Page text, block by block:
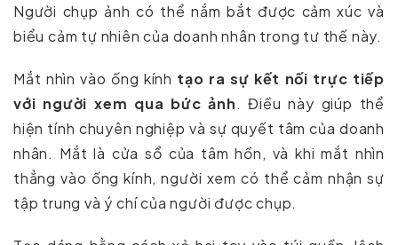
Người chụp ảnh có thể nắm bắt được cảm xúc và
biểu cảm tự nhiên của doanh nhân trong tư thế này.
Mắt nhìn vào ống kính tạo ra sự kết nối trực tiếp
với người xem qua bức ảnh. Điều này giúp thể
hiện tính chuyên nghiệp và sự quyết tâm của doanh
nhân. Mắt là cửa sổ của tâm hồn, và khi mắt nhìn
thẳng vào ống kính, người xem có thể cảm nhận sự
tập trung và ý chí của người được chụp.